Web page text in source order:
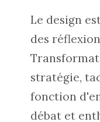
Le design
des
stratégie,
fonction
débat et